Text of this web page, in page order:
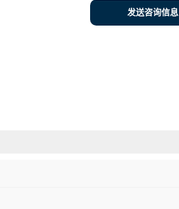
发送咨询信息